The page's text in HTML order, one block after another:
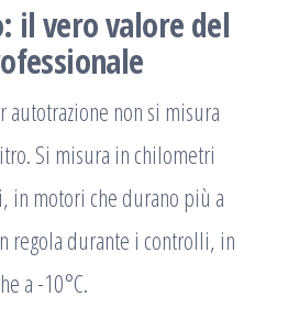
il vero valore del
non si misura
Si misura in chilometri
in motori che durano più a
regola durante i controlli, in
a -10°C.